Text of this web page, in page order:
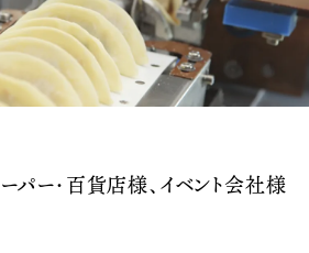
パー・百貨店様、イベント会社様